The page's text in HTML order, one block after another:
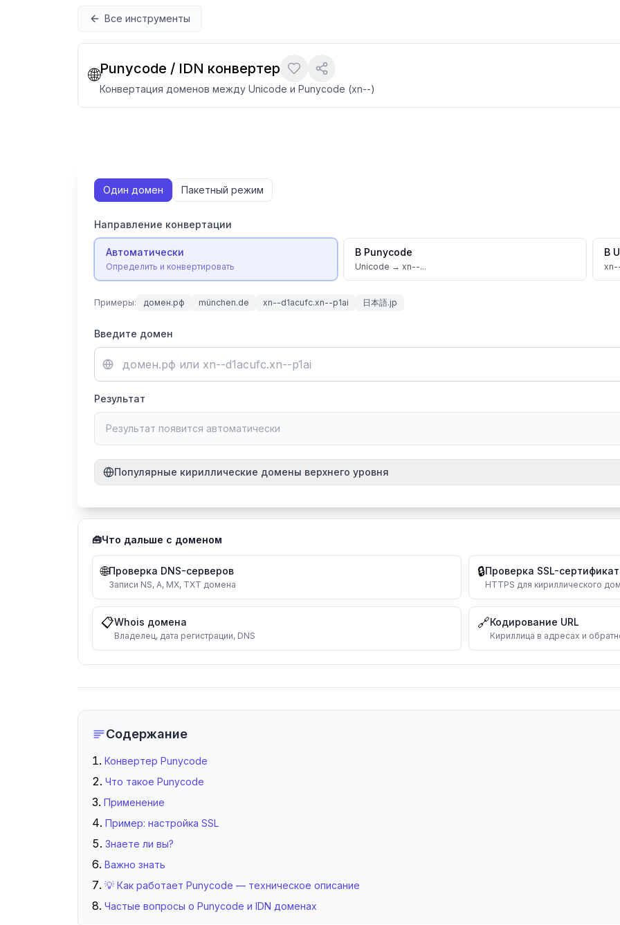
Все инструменты
🌐Punycode / IDN конвертер
Конвертация доменов между Unicode и Punycode (xn--)
Один домен Пакетный режим
Направление конвертации
Автоматически
Определить и конвертировать
В Punycode
Unicode → xn--...
В
Примеры: домен.рф münchen.de xn--d1acufc.xn--p1ai 日本語.jp
Введите домен
Результат
Результат появится автоматически
Популярные кириллические домены верхнего уровня
.рф
.бел
.қаз .xn--80ao21a
.срб
.мон .xn--l1acc
.дети
🧰Что дальше с доменом
🌐Проверка DNS-серверов
Записи NS, A, MX, TXT домена
🔒Проверка SSL-
HTTPS для кириллического
📋Whois домена
Владелец, дата регистрации, DNS
🔗Кодирование URL
Кириллица в адресах и
Содержание
Конвертер Punycode
Что такое Punycode
Применение
Пример: настройка SSL
Знаете ли вы?
Важно знать
💡 Как работает Punycode — техническое описание
Частые вопросы о Punycode и IDN доменах